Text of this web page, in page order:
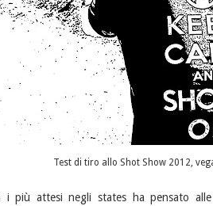
Test di tiro allo Shot Show 2012,
più attesi negli states ha pensato